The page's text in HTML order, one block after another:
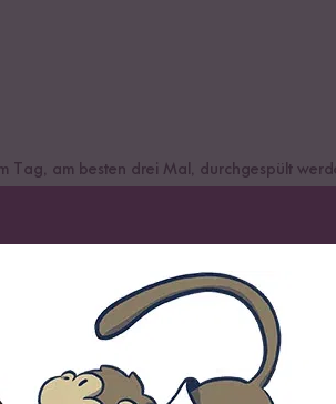
Tag, am besten drei Mal, durchgespült
nicht schimmeln.
im Wasser stehen. Wenn sie zu tief im